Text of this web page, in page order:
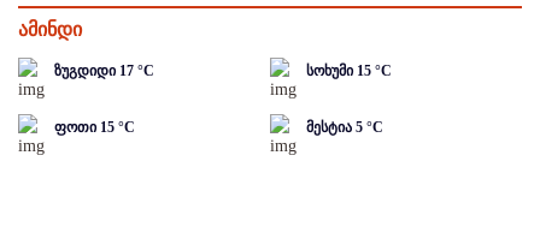
ამინდი
ზუგდიდი 17 °C სოხუმი 15 °C
ფოთი 15 °C მესტია 5 °C